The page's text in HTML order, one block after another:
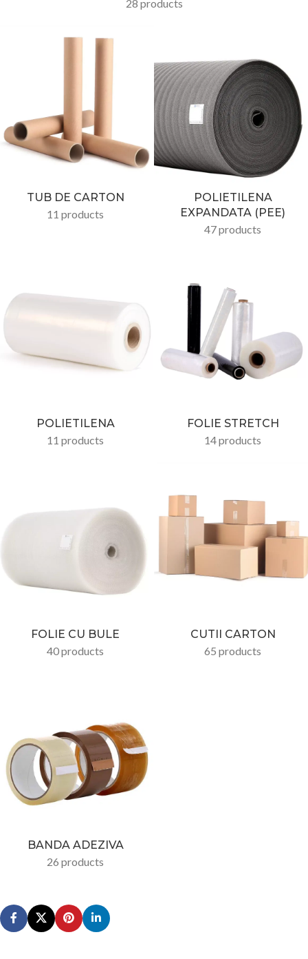
28 products
TUB DE CARTON
11 products
POLIETILENA
EXPANDATA (PEE)
47 products
POLIETILENA
11 products
FOLIE STRETCH
14 products
FOLIE CU BULE
40 products
CUTII CARTON
65 products
BANDA ADEZIVA
26 products